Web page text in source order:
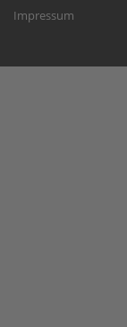
Impressum